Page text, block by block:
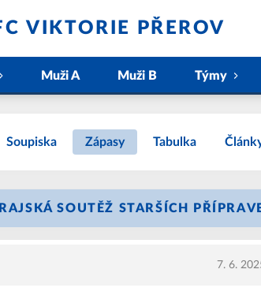
VIKTORIE PŘEROV
Muži A Muži B Týmy
Soupiska Zápasy Tabulka
SOUTĚŽ STARŠÍCH
7. 6.